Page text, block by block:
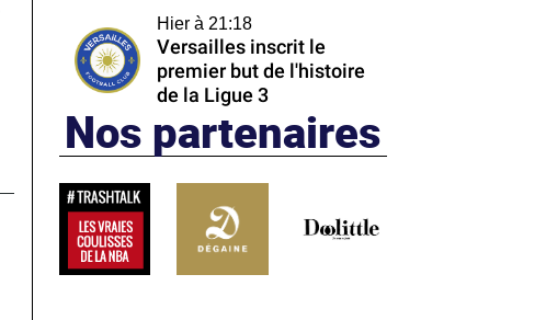
Hier à 21:18
Versailles inscrit le
premier but de l'histoire
de la Ligue 3
Nos partenaires